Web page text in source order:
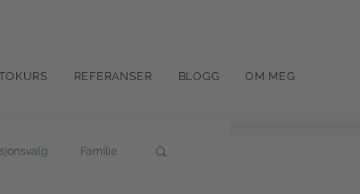
REFERANSER BLOGG OM MEG
Familie